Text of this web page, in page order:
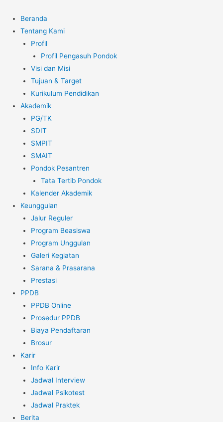
Beranda
Tentang Kami
Profil
Profil Pengasuh Pondok
Visi dan Misi
Tujuan & Target
Kurikulum Pendidikan
Akademik
PG/TK
SDIT
SMPIT
SMAIT
Pondok Pesantren
Tata Tertib Pondok
Kalender Akademik
Keunggulan
Jalur Reguler
Program Beasiswa
Program Unggulan
Galeri Kegiatan
Sarana & Prasarana
Prestasi
PPDB
PPDB Online
Prosedur PPDB
Biaya Pendaftaran
Brosur
Karir
Info Karir
Jadwal Interview
Jadwal Psikotest
Jadwal Praktek
Berita